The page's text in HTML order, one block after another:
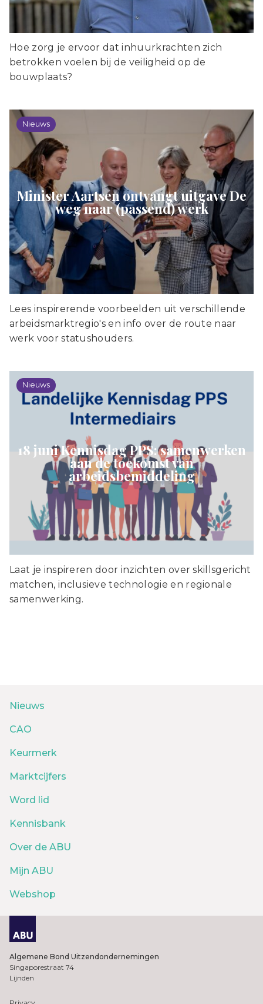
Hoe zorg je ervoor dat inhuurkrachten zich
betrokken voelen bij de veiligheid op de
bouwplaats?
Nieuws
Minister Aartsen ontvangt uitgave De
weg naar (passend) werk
Lees inspirerende voorbeelden uit verschillende
arbeidsmarktregio's en info over de route naar
werk voor statushouders.
Nieuws
18 juni Kennisdag PPS: samenwerken
aan de toekomst van
arbeidsbemiddeling
Laat je inspireren door inzichten over skillsgericht
matchen, inclusieve technologie en regionale
samenwerking.
Nieuws
CAO
Keurmerk
Marktcijfers
Word lid
Kennisbank
Over de ABU
Mijn ABU
Webshop
Algemene Bond Uitzendondernemingen
Singaporestraat 74
Lijnden